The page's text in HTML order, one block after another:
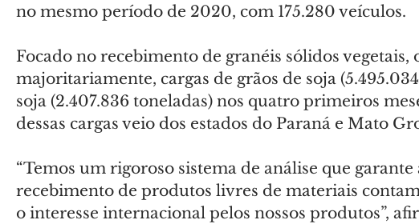
no mesmo período de 2020, com 175.280 veículos.
Focado no recebimento de granéis sólidos vegetais,
majoritariamente, cargas de grãos de soja
soja (2.407.836 toneladas) nos quatro primeiros
dessas cargas veio dos estados do Paraná e Mato
“Temos um rigoroso sistema de análise que garante
recebimento de produtos livres de materiais
o interesse internacional pelos nossos produtos”,